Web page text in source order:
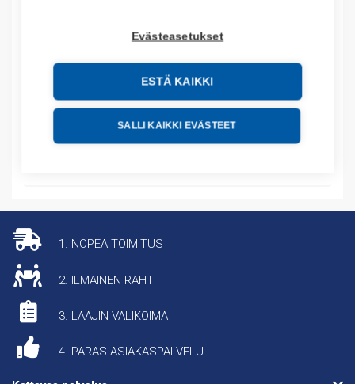
Evästeasetukset
ESTÄ KAIKKI
SALLI KAIKKI EVÄSTEET
Tilauskoodi: 06240080010
Product order number: 06240080010
Valmistajan tuotenumero: 06240080010
1. NOPEA TOIMITUS
2. ILMAINEN RAHTI
3. LAAJIN VALIKOIMA
4. PARAS ASIAKASPALVELU